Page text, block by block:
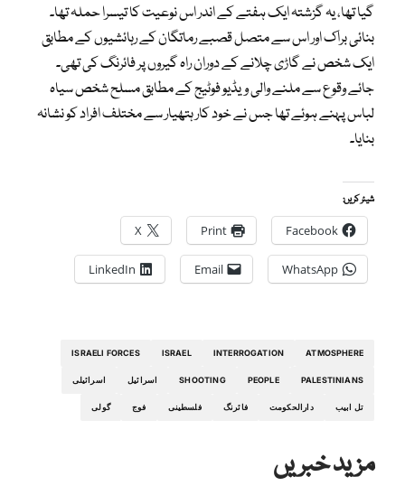
گیا تھا، یہ گزشتہ ایک ہفتے کے اندر اس نوعیت کا تیسرا حملہ تھا۔
بنائی براک اور اس سے متصل قصبے رماتگان کے رہائشیوں کے مطابق
ایک شخص نے گاڑی چلانے کے دوران راہ گیروں پر فائرنگ کی تھی۔
جائے وقوع سے ملنے والی ویڈیو فوٹیج کے مطابق مسلح شخص سیاہ
لباس پہنے ہوئے تھا جس نے خود کار ہتھیار سے مختلف افراد کو نشانہ
بنایا۔
شیئر کریں:
Facebook
Print
X
WhatsApp
Email
LinkedIn
ATMOSPHERE
INTERROGATION
ISRAEL
ISRAELI FORCES
PALESTINIANS
PEOPLE
SHOOTING اسرائیل اسرائیلی
تل ابیب دارالحکومت فائرنگ فلسطینی فوج گولی
مزید خبریں